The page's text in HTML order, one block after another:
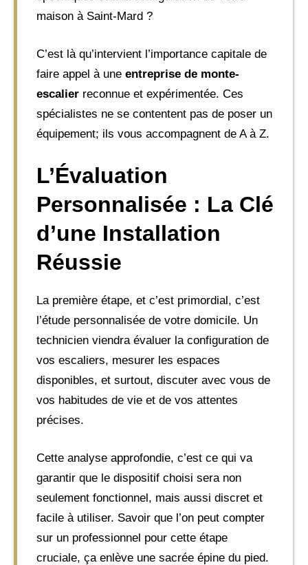
maison à Saint-Mard ?
C’est là qu’intervient l’importance capitale de
faire appel à une entreprise de monte-
escalier reconnue et expérimentée. Ces
spécialistes ne se contentent pas de poser un
équipement; ils vous accompagnent de A à Z.
L’Évaluation
Personnalisée : La Clé
d’une Installation
Réussie
La première étape, et c’est primordial, c’est
l’étude personnalisée de votre domicile. Un
technicien viendra évaluer la configuration de
vos escaliers, mesurer les espaces
disponibles, et surtout, discuter avec vous de
vos habitudes de vie et de vos attentes
précises.
Cette analyse approfondie, c’est ce qui va
garantir que le dispositif choisi sera non
seulement fonctionnel, mais aussi discret et
facile à utiliser. Savoir que l’on peut compter
sur un professionnel pour cette étape
cruciale, ça enlève une sacrée épine du pied.